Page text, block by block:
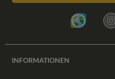
INFORMATIONEN